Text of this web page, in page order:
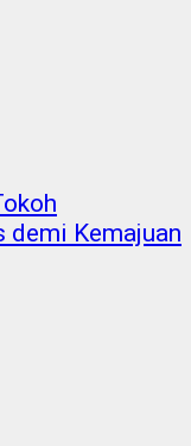
demi Kemajuan